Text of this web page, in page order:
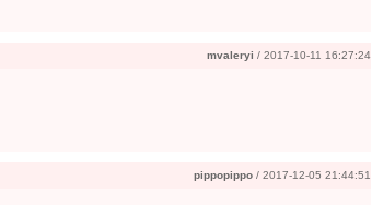
mvaleryi / 2017-10-11 16:27:24
pippopippo / 2017-12-05 21:44:51